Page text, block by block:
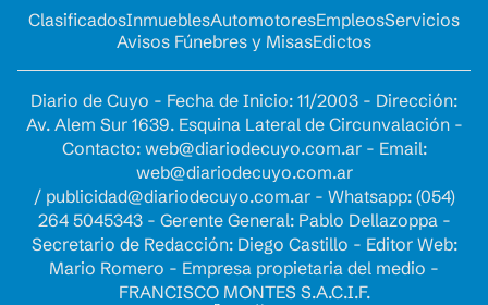
ClasificadosInmueblesAutomotoresEmpleosServicios
Avisos Fúnebres y MisasEdictos
Diario de Cuyo - Fecha de Inicio: 11/2003 - Dirección:
Av. Alem Sur 1639. Esquina Lateral de Circunvalación -
Contacto: web@diariodecuyo.com.ar- Email:
web@diariodecuyo.com.ar
/ publicidad@diariodecuyo.com.ar- Whatsapp: (054)
264 5045343 - Gerente General: Pablo Dellazoppa -
Secretario de Redacción: Diego Castillo - Editor Web:
Mario Romero - Empresa propietaria del medio -
FRANCISCO MONTES S.A.C.I.F.